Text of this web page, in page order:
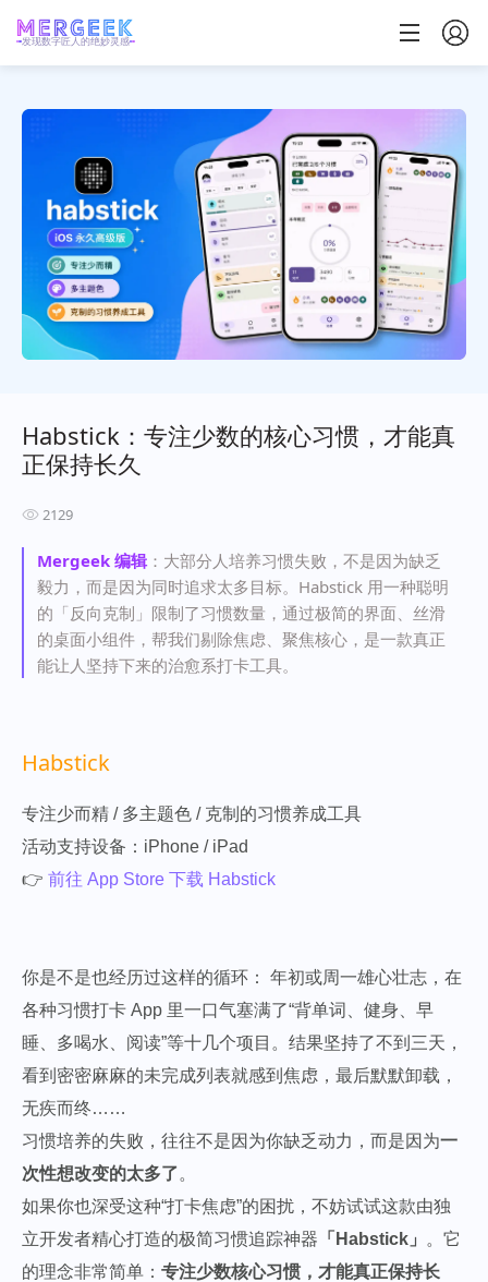
发现数字匠人的绝妙灵感
Habstick：专注少数的核心习惯，才能真
正保持长久
2129
Mergeek 编辑：大部分人培养习惯失败，不是因为缺乏
毅力，而是因为同时追求太多目标。Habstick 用一种聪明
的「反向克制」限制了习惯数量，通过极简的界面、丝滑
的桌面小组件，帮我们剔除焦虑、聚焦核心，是一款真正
能让人坚持下来的治愈系打卡工具。
Habstick
专注少而精 / 多主题色 / 克制的习惯养成工具
活动支持设备：iPhone / iPad
👉 前往 App Store 下载 Habstick
你是不是也经历过这样的循环： 年初或周一雄心壮志，在
各种习惯打卡 App 里一口气塞满了“背单词、健身、早
睡、多喝水、阅读”等十几个项目。结果坚持了不到三天，
看到密密麻麻的未完成列表就感到焦虑，最后默默卸载，
无疾而终……
习惯培养的失败，往往不是因为你缺乏动力，而是因为一
次性想改变的太多了。
如果你也深受这种“打卡焦虑”的困扰，不妨试试这款由独
立开发者精心打造的极简习惯追踪神器 「Habstick」
。它
的理念非常简单： 专注少数核心习惯，才能真正保持长